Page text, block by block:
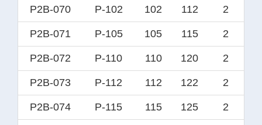
P2B-070 P-102 102 112 2
P2B-071 P-105 105 115 2
P2B-072 P-110 110 120 2
P2B-073 P-112 112 122 2
P2B-074 P-115 115 125 2